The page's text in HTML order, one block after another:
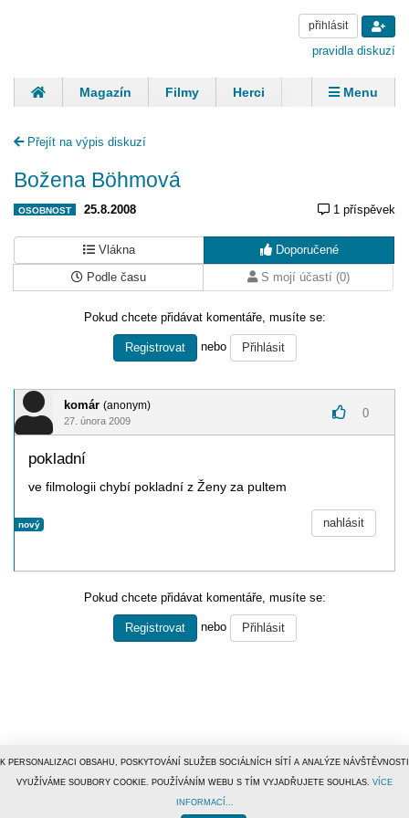
přihlásit
pravidla diskuzí
Magazín Filmy Herci
Zpěváci
Panovníci
Finančníci
Menu
Přejít na výpis diskuzí
Božena Böhmová
OSOBNOST 25.8.2008 1 příspěvek
Vlákna
Doporučené
Podle času
S mojí účastí (0)
Pokud chcete přidávat komentáře, musíte se:
Registrovat nebo Přihlásit
komár (anonym)
27. února 2009
0
pokladní
ve filmologii chybí pokladní z Ženy za pultem
nový nahlásit
Pokud chcete přidávat komentáře, musíte se:
Registrovat nebo Přihlásit
Tiscali Media, a.s.ISSN 1801-5131
K PERSONALIZACI OBSAHU, POSKYTOVÁNÍ SLUŽEB SOCIÁLNÍCH SÍTÍ A ANALÝZE NÁVŠTĚVNOSTI
VYUŽÍVÁME SOUBORY COOKIE. POUŽÍVÁNÍM WEBU S TÍM VYJADŘUJETE SOUHLAS. VÍCE
INFORMACÍ...